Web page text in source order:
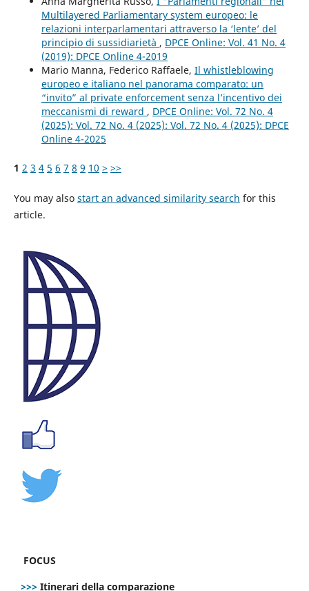
Multilayered Parliamentary system europeo: le
relazioni interparlamentari attraverso la ‘lente’ del
principio di sussidiarietà , DPCE Online: Vol. 41 No. 4
(2019): DPCE Online 4-2019
Mario Manna, Federico Raffaele, Il whistleblowing
europeo e italiano nel panorama comparato: un
“invito” al private enforcement senza l’incentivo dei
meccanismi di reward , DPCE Online: Vol. 72 No. 4
(2025): Vol. 72 No. 4 (2025): Vol. 72 No. 4 (2025): DPCE
Online 4-2025
1 2 3 4 5 6 7 8 9 10 > >>
You may also start an advanced similarity search for this
article.
FOCUS
>>> Itinerari della comparazione